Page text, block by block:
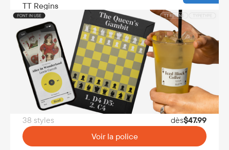
TT Regins
38 styles dès$47.99
Voir la police